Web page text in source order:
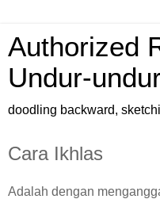
Authorized
Undur-
doodling backward,
Cara Ikhlas
Adalah dengan